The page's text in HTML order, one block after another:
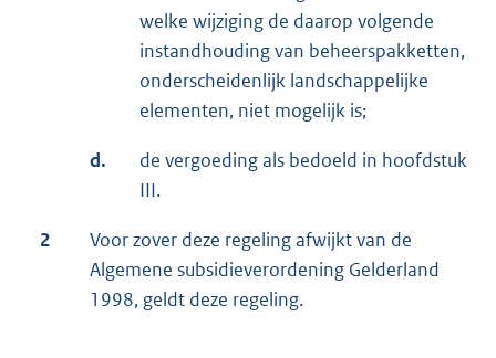
welke wijziging de daarop volgende
instandhouding van beheerspakketten,
onderscheidenlijk landschappelijke
elementen, niet mogelijk is;
d.
de vergoeding als bedoeld in hoofdstuk
III.
2
Voor zover deze regeling afwijkt van de
Algemene subsidieverordening Gelderland
1998, geldt deze regeling.